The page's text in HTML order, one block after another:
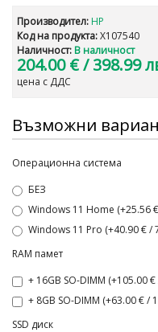
Производител: HP
Код на продукта:X107540
Наличност: В наличност
204.00 €/ 398.99
цена с ДДС
Възможни
Операционна система
БЕЗ
Windows 11 Home (+25.56
Windows 11 Pro (+40.90 € /
RAM памет
+ 16GB SO-DIMM (+105.00
+ 8GB SO-DIMM (+63.00 € /
SSD диск